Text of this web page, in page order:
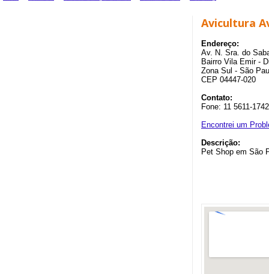
Avicultura
Endereço:
Av. N. Sra. do
Bairro Vila Emir -
Zona Sul - São
CEP 04447-020
Contato:
Fone: 11 5611-1742
Encontrei um
Descrição:
Pet Shop em São